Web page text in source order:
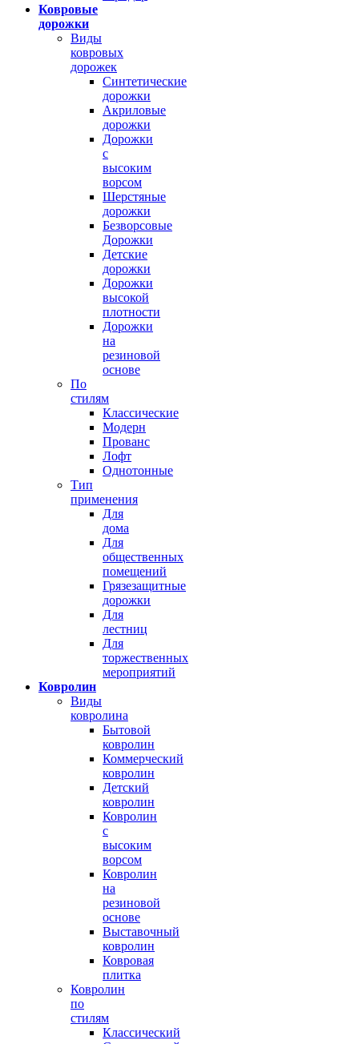
Ковровые
дорожки
Виды
ковровых
дорожек
Синтетические
дорожки
Акриловые
дорожки
Дорожки
с
высоким
ворсом
Шерстяные
дорожки
Безворсовые
Дорожки
Детские
дорожки
Дорожки
высокой
плотности
Дорожки
на
резиновой
основе
По
стилям
Классические
Модерн
Прованс
Лофт
Однотонные
Тип
применения
Для
дома
Для
общественных
помещений
Грязезащитные
дорожки
Для
лестниц
Для
торжественных
мероприятий
Ковролин
Виды
ковролина
Бытовой
ковролин
Коммерческий
ковролин
Детский
ковролин
Ковролин
с
высоким
ворсом
Ковролин
на
резиновой
основе
Выставочный
ковролин
Ковровая
плитка
Ковролин
по
стилям
Классический